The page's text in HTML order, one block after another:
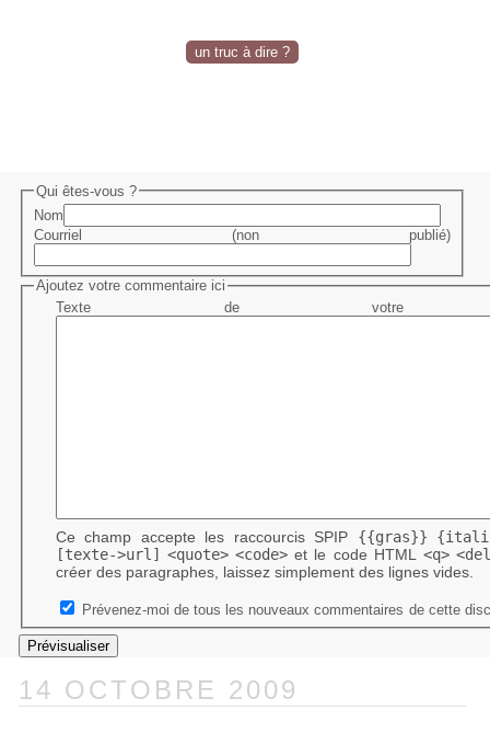
un truc à dire ?
Qui êtes-vous ?
Nom
Courriel (non publié)
Ajoutez votre commentaire ici
Texte de votre
Ce champ accepte les raccourcis SPIP {{gras}}
[texte->url]
<quote> <code>et le code HTML <q>
créer des paragraphes, laissez simplement des lignes vides.
Prévenez-moi de tous les nouveaux commentaires de cette
14 OCTOBRE 2009